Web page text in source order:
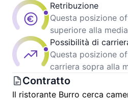
Retribuzione
Questa posizione
superiore alla media
Possibilità di
Questa posizione
carriera sopra alla
Contratto
Il ristorante Burro cerca